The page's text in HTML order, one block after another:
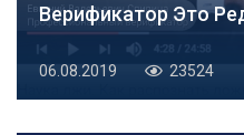
Верификатор Это
06.08.2019 23524